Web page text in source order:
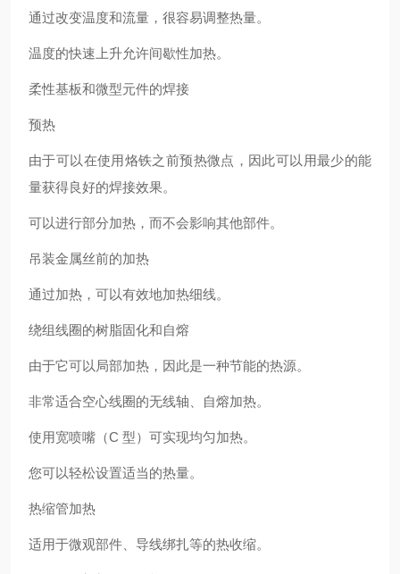
通过改变温度和流量，很容易调整热量。
温度的快速上升允许间歇性加热。
柔性基板和微型元件的焊接
预热
由于可以在使用烙铁之前预热微点，因此可以用最少的能
量获得良好的焊接效果。
可以进行部分加热，而不会影响其他部件。
吊装金属丝前的加热
通过加热，可以有效地加热细线。
绕组线圈的树脂固化和自熔
由于它可以局部加热，因此是一种节能的热源。
非常适合空心线圈的无线轴、自熔加热。
使用宽喷嘴（C 型）可实现均匀加热。
您可以轻松设置适当的热量。
热缩管加热
适用于微观部件、导线绑扎等的热收缩。